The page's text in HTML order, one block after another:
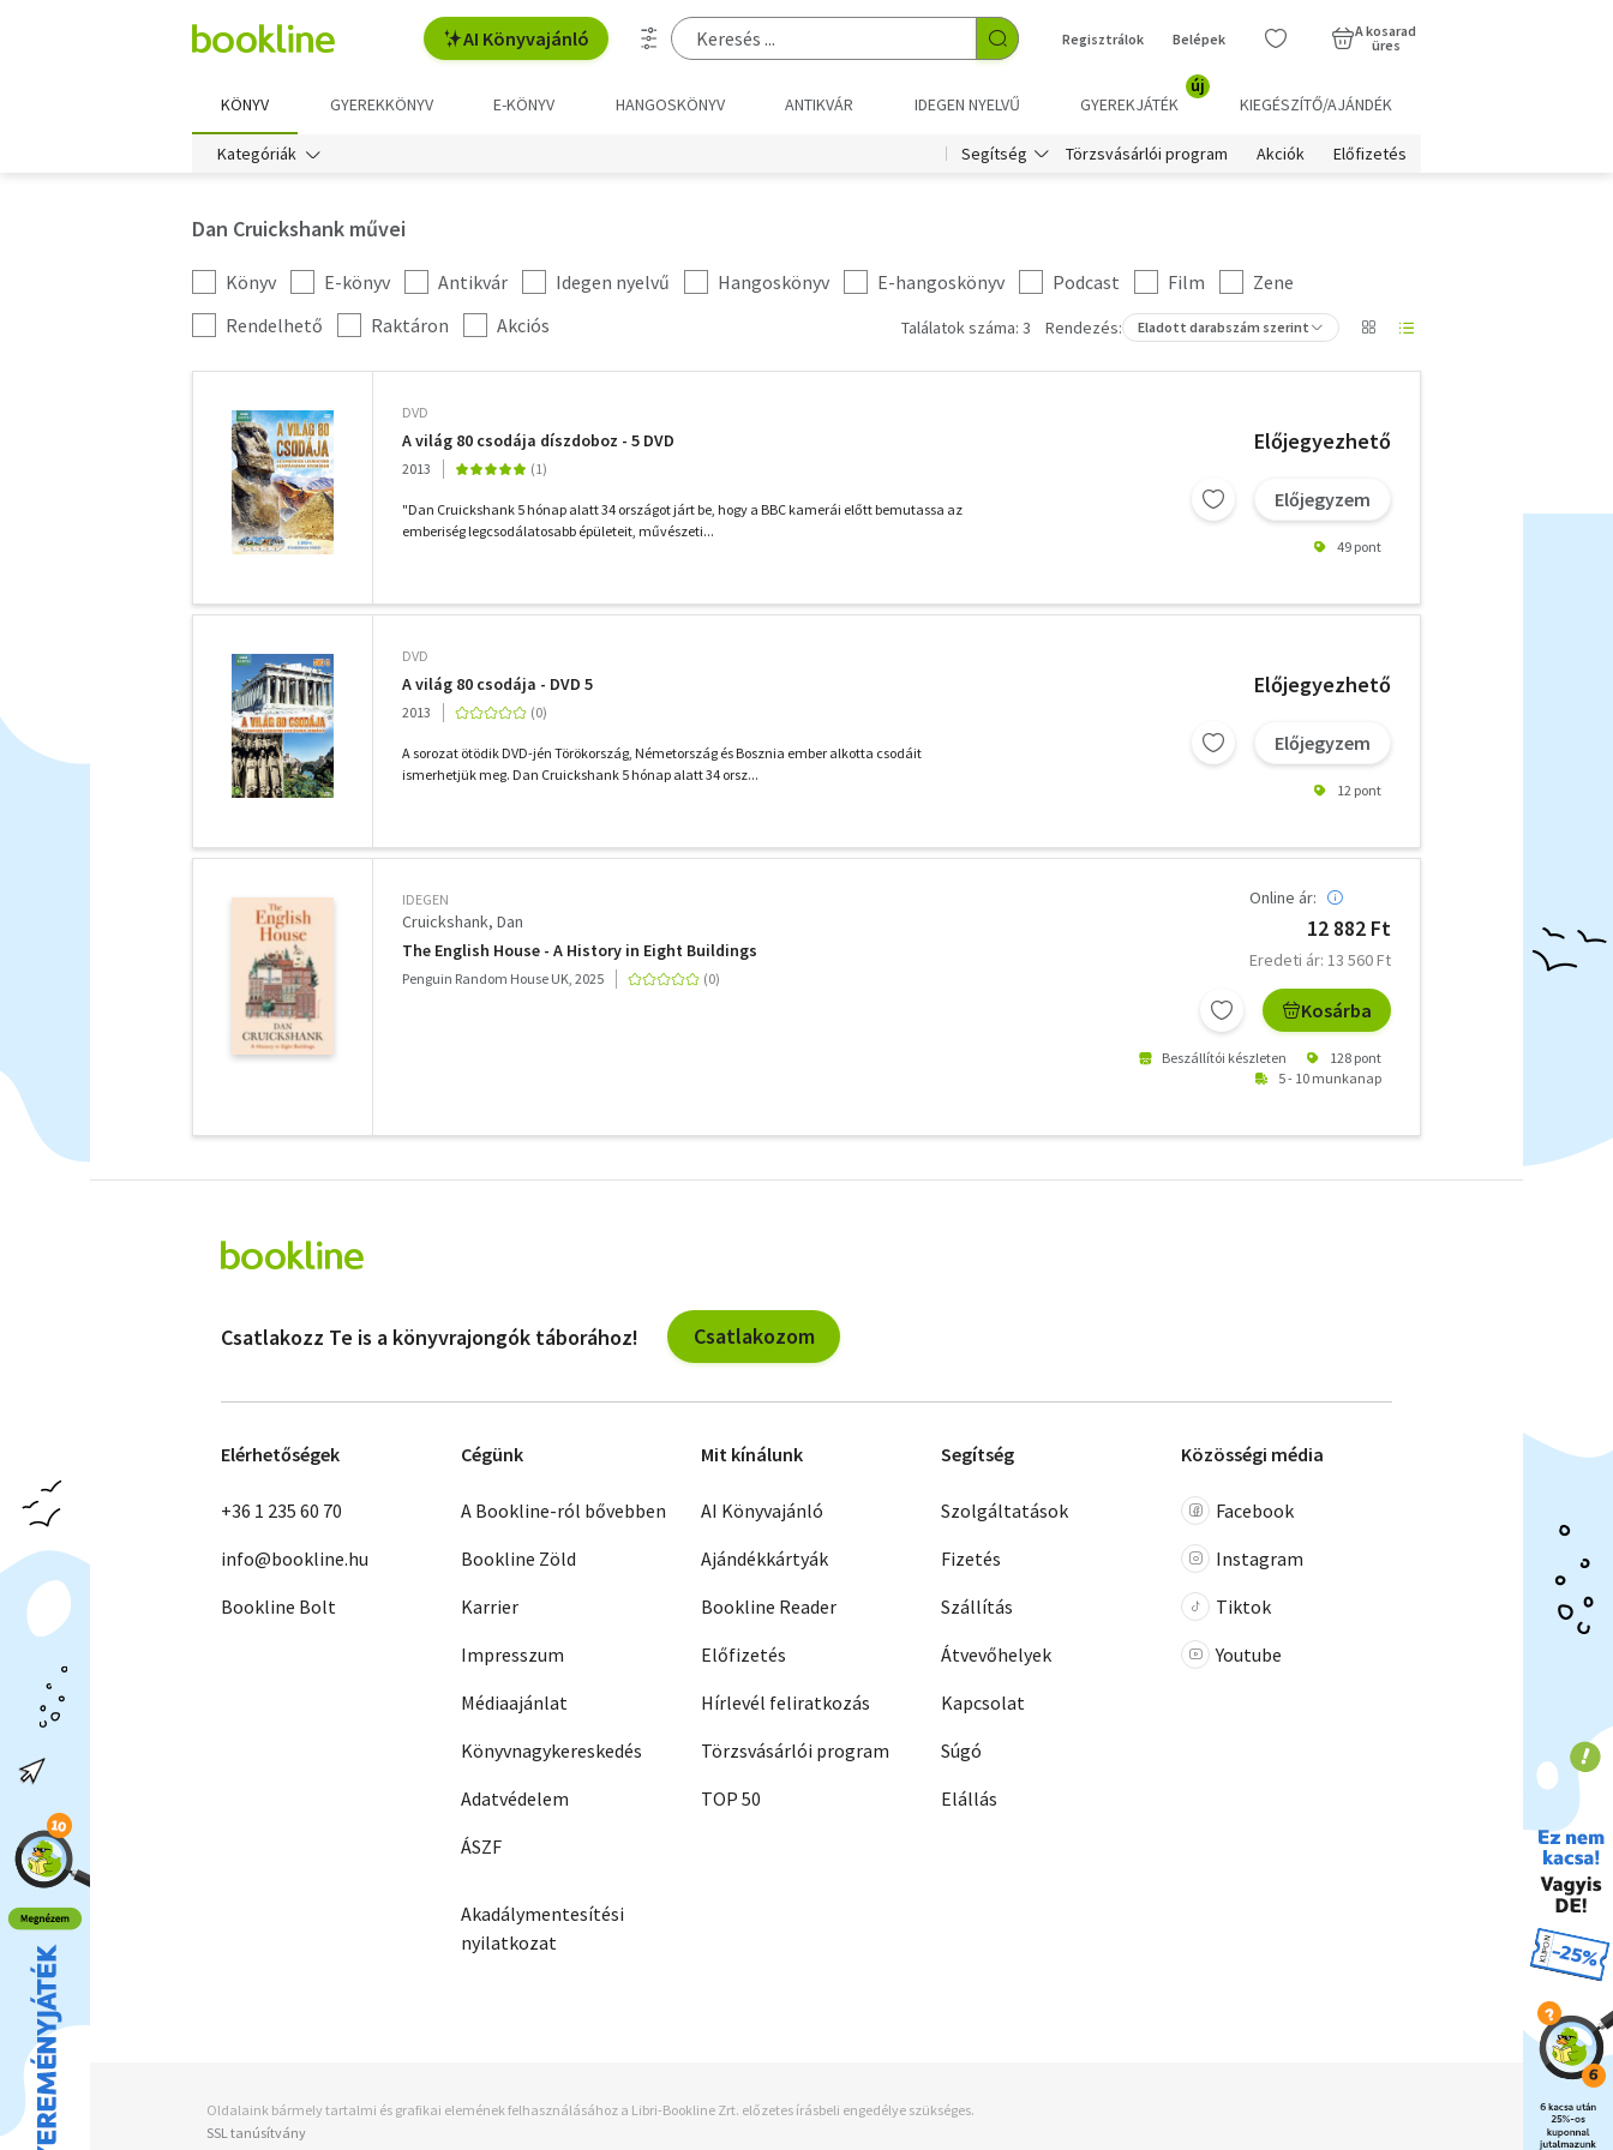
AI Könyvajánló Regisztrálok Belépek
A kosarad
üres
KÖNYV GYEREKKÖNYV E-KÖNYV HANGOSKÖNYV ANTIKVÁR IDEGEN NYELVŰ GYEREKJÁTÉK
új
KIEGÉSZÍTŐ/AJÁNDÉK
Kategóriák Segítség Törzsvásárlói program Akciók Előfizetés
Dan Cruickshank művei
Kategória
szűrés
Könyv E-könyv Antikvár Idegen nyelvű Hangoskönyv E-hangoskönyv Podcast Film
Zene
További
szűrők
Rendelhető Raktáron Akciós Találatok száma: 3 Rendezés: Eladott darabszám szerint
DVD
A világ 80 csodája díszdoboz - 5 DVD
2013
"Dan Cruickshank 5 hónap alatt 34 országot járt be, hogy a BBC kamerái előtt bemutassa az
emberiség legcsodálatosabb épületeit, művészeti...
Előjegyezhető
Előjegyzem
49 pont
DVD
A világ 80 csodája - DVD 5
2013
A sorozat ötödik DVD-jén Törökország, Németország és Bosznia ember alkotta csodáit
ismerhetjük meg. Dan Cruickshank 5 hónap alatt 34 orsz...
Előjegyezhető
Előjegyzem
12 pont
IDEGEN
Cruickshank, Dan
The English House - A History in Eight Buildings
Penguin Random House UK, 2025
Online ár:
12 882 Ft
Eredeti ár: 13 560 Ft
Kosárba
Beszállítói készleten
128 pont
5 - 10 munkanap
szűrők
Csatlakozz Te is a könyvrajongók táborához! Csatlakozom
Elérhetőségek
+36 1 235 60 70
info@bookline.hu
Bookline Bolt
Cégünk
A Bookline-ról bővebben
Bookline Zöld
Karrier
Impresszum
Médiaajánlat
Könyvnagykereskedés
Adatvédelem
ÁSZF
Akadálymentesítési
nyilatkozat
Mit kínálunk
AI Könyvajánló
Ajándékkártyák
Bookline Reader
Előfizetés
Hírlevél feliratkozás
Törzsvásárlói program
TOP 50
Segítség
Szolgáltatások
Fizetés
Szállítás
Átvevőhelyek
Kapcsolat
Súgó
Elállás
Közösségi média
Facebook
Instagram
Tiktok
Youtube
Oldalaink bármely tartalmi és grafikai elemének felhasználásához a Libri-Bookline Zrt. előzetes írásbeli engedélye szükséges.
SSL tanúsítvány